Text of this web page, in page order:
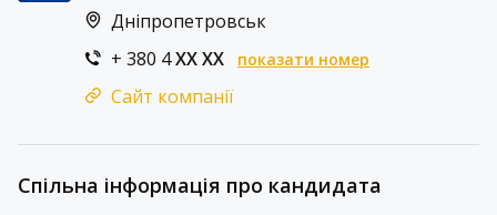
Дніпропетровськ
+ 380 4XX XX показати номер
Сайт компанії
Спільна інформація про кандидата